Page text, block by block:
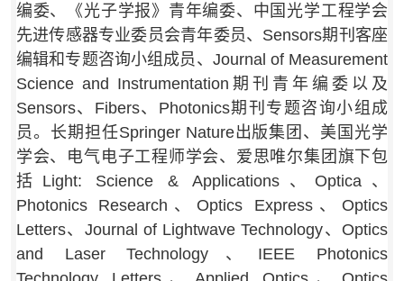
编委、《光子学报》青年编委、中国光学工程学会
先进传感器专业委员会青年委员、Sensors期刊客座
编辑和专题咨询小组成员、Journal of Measurement
Science and Instrumentation期刊青年编委以及
Sensors、Fibers、Photonics期刊 专题咨询小组成
员。长期担任Springer Nature出版集团、美国光学
学会、电气电子工程师学会、爱思唯尔集团旗下包
括Light: Science & Applications、Optica、
Photonics Research、Optics Express、Optics
Letters、Journal of Lightwave Technology、Optics
and Laser Technology、IEEE Photonics